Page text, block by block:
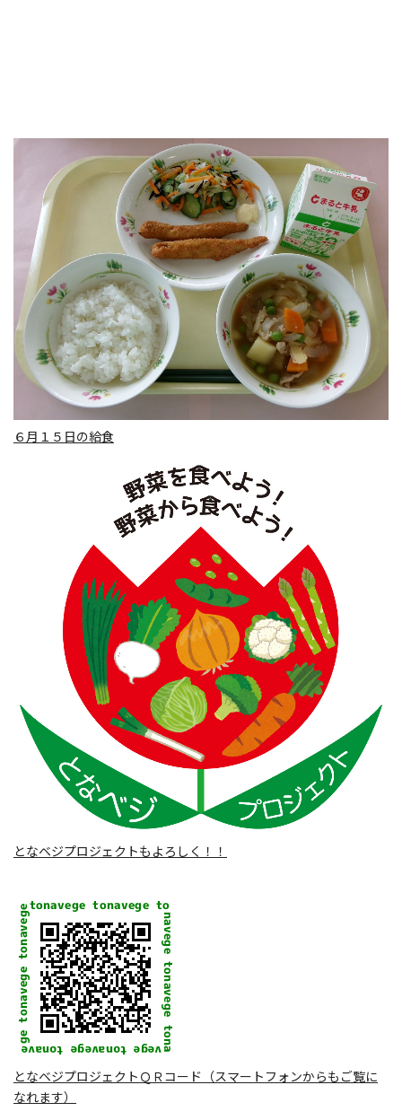
６月１５日の給食
となベジプロジェクトもよろしく！！
となベジプロジェクトＱＲコード（スマートフォンからもご覧に
なれます）